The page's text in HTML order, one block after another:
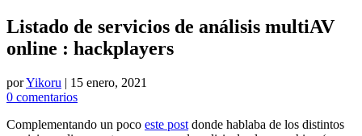
Listado de servicios de análisis multiAV
online : hackplayers
porYikoru | 15 enero, 2021
0 comentarios
Complementando un poco este post donde hablaba de los distintos